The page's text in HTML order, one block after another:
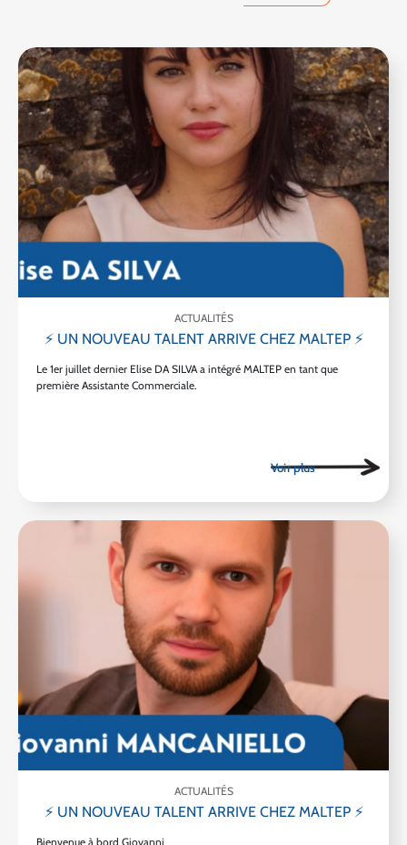
ACTUALITÉS
⚡ UN NOUVEAU TALENT ARRIVE CHEZ MALTEP ⚡
Le 1er juillet dernier Elise DA SILVA a intégré MALTEP en tant que
première Assistante Commerciale.
ACTUALITÉS
⚡ UN NOUVEAU TALENT ARRIVE CHEZ MALTEP ⚡
Bienvenue à bord Giovanni